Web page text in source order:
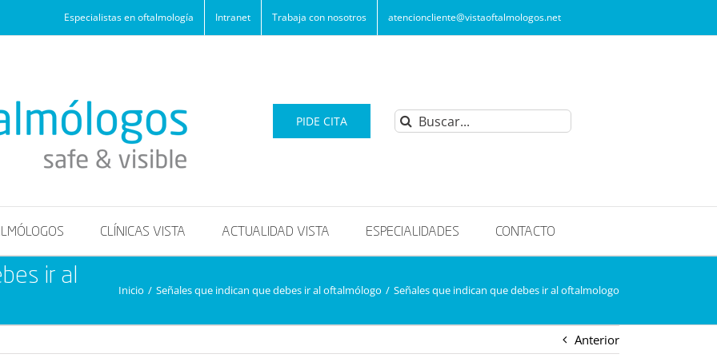
Especialistas en oftalmología Intranet Trabaja con nosotros atencioncliente@vistaoftalmologos.net
PIDE CITA Buscar:
CLÍNICAS VISTA ACTUALIDAD VISTA ESPECIALIDADES CONTACTO
ir al
Inicio / Señales que indican que debes ir al oftalmólogo / Señales que indican que debes ir al oftalmologo
Anterior